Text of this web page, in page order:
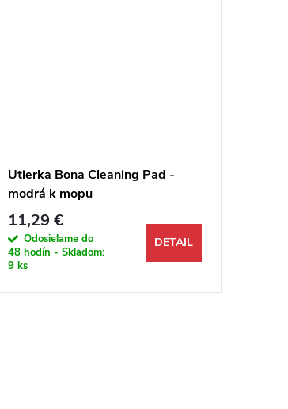
Utierka Bona Cleaning Pad -
modrá k mopu
11,29 €
Odosielame do
48 hodín - Skladom:
9 ks
DETAIL